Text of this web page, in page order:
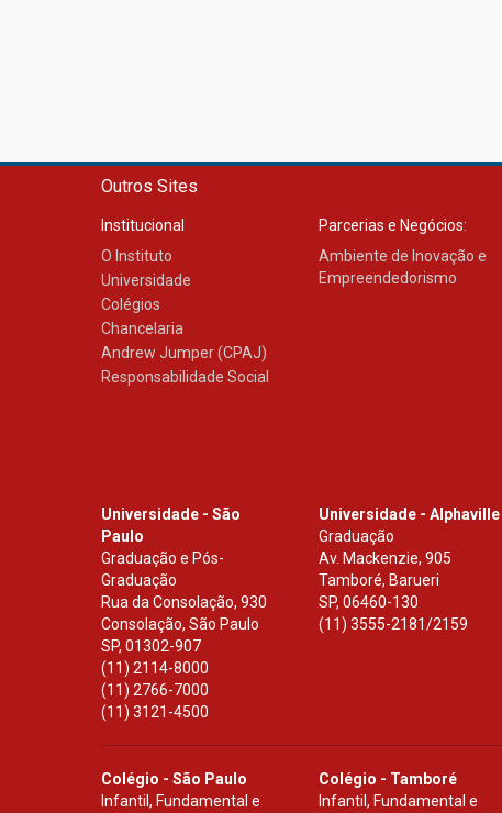
Outros Sites
Institucional
O Instituto
Universidade
Colégios
Chancelaria
Andrew Jumper (CPAJ)
Responsabilidade Social
Parcerias e Negócios:
Ambiente de Inovação e
Empreendedorismo
Universidade - São
Paulo
Graduação e Pós-
Graduação
Rua da Consolação, 930
Consolação, São Paulo
SP, 01302-907
(11) 2114-8000
(11) 2766-7000
(11) 3121-4500
Universidade - Alphaville
Graduação
Av. Mackenzie, 905
Tamboré, Barueri
SP,06460-130
(11) 3555-2181/2159
Colégio - São Paulo
Infantil, Fundamental e
Colégio - Tamboré
Infantil, Fundamental e